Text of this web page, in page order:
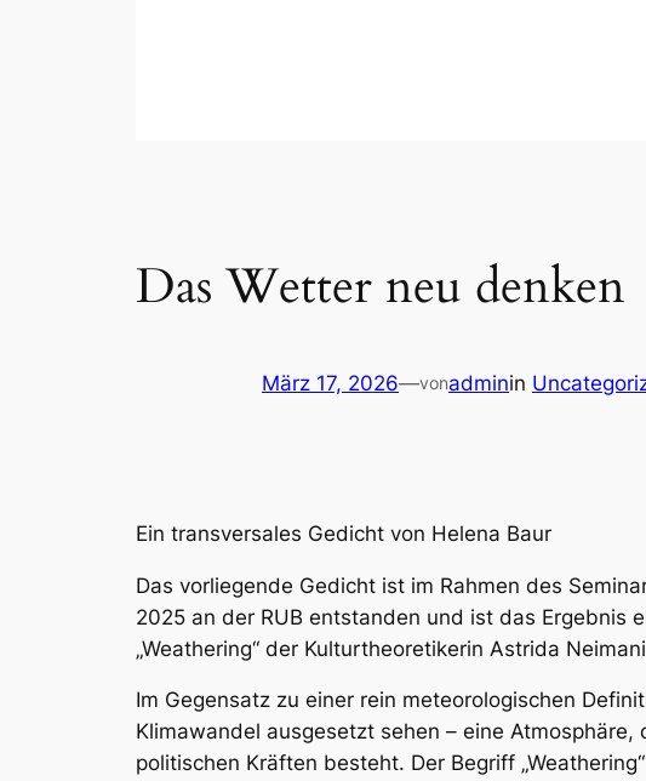
Das Wetter neu denken
März 17, 2026—vonadminin
Ein transversales Gedicht von Helena Baur
Das vorliegende Gedicht ist im Rahmen des
2025 an der RUB entstanden und ist das Ergebnis
„Weathering“ der Kulturtheoretikerin Astrida
Im Gegensatz zu einer rein meteorologischen
Klimawandel ausgesetzt sehen – eine
politischen Kräften besteht. Der Begriff